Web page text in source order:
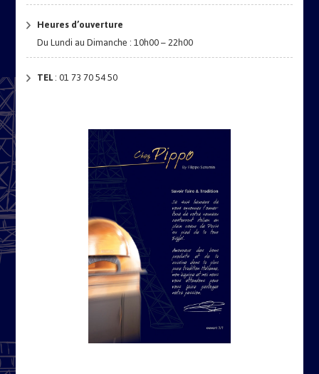
Heures d’ouverture
Du Lundi au Dimanche : 10h00 – 22h00
TEL: 01 73 70 54 50